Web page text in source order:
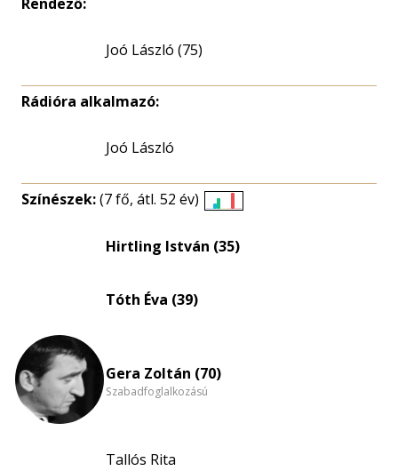
Joó László (75)
Rádióra alkalmazó:
Joó László
Színészek:(7 fő, átl. 52 év)
eloszlás
Hirtling István (35)
Tóth Éva (39)
Gera Zoltán (70)
Szabadfoglalkozású
Tallós Rita